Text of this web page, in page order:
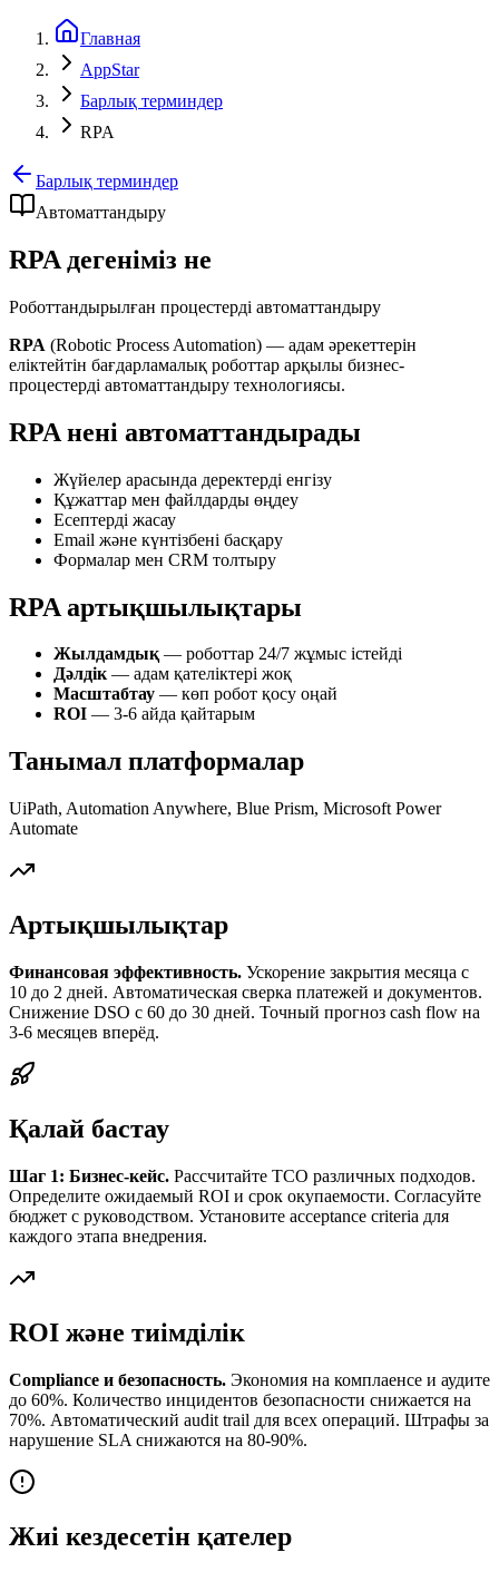
Главная
AppStar
Барлық терминдер
RPA
Барлық терминдер
Автоматтандыру
RPA дегеніміз не
Роботтандырылған процестерді автоматтандыру
RPA (Robotic Process Automation) — адам әрекеттерін
еліктейтін бағдарламалық роботтар арқылы бизнес-
процестерді автоматтандыру технологиясы.
RPA нені автоматтандырады
Жүйелер арасында деректерді енгізу
Құжаттар мен файлдарды өңдеу
Есептерді жасау
Email және күнтізбені басқару
Формалар мен CRM толтыру
RPA артықшылықтары
Жылдамдық— роботтар 24/7 жұмыс істейді
Дәлдік— адам қателіктері жоқ
Масштабтау — көп робот қосу оңай
ROI — 3-6 айда қайтарым
Танымал платформалар
UiPath, Automation Anywhere, Blue Prism, Microsoft Power
Automate
Артықшылықтар
Финансовая эффективность. Ускорение закрытия месяца с
10 до 2 дней. Автоматическая сверка платежей и документов.
Снижение DSO с 60 до 30 дней. Точный прогноз cash flow на
3-6 месяцев вперёд.
Қалай бастау
Шаг 1: Бизнес-кейс. Рассчитайте TCO различных подходов.
Определите ожидаемый ROI и срок окупаемости. Согласуйте
бюджет с руководством. Установите acceptance criteria для
каждого этапа внедрения.
ROI және тиімділік
Compliance и безопасность. Экономия на комплаенсе и аудите
до 60%. Количество инцидентов безопасности снижается на
70%. Автоматический audit trail для всех операций. Штрафы за
нарушение SLA снижаются на 80-90%.
Жиі кездесетін қателер